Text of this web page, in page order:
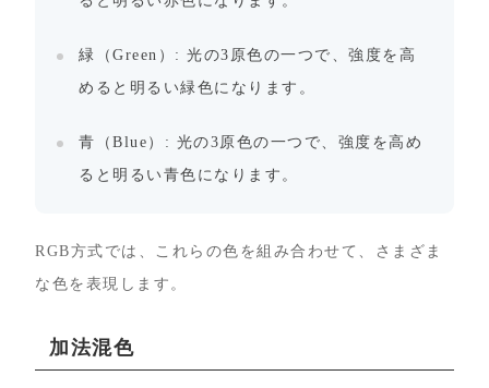
緑（Green）: 光の3原色の一つで、強度を高
めると明るい緑色になります。
青（Blue）: 光の3原色の一つで、強度を高め
ると明るい青色になります。
RGB方式では、これらの色を組み合わせて、さまざま
な色を表現します。
加法混色